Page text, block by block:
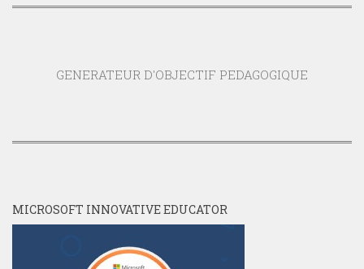
GENERATEUR D'OBJECTIF PEDAGOGIQUE
MICROSOFT INNOVATIVE EDUCATOR